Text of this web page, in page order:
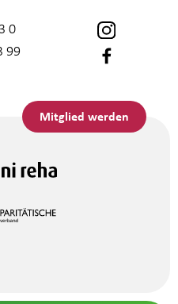
0
99
Mitglied werden